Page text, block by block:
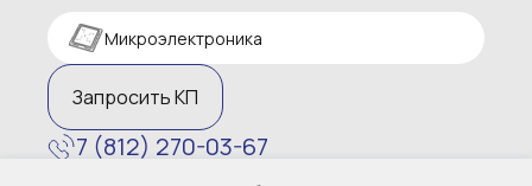
Микроэлектроника
Запросить КП
7 (812) 270-03-67